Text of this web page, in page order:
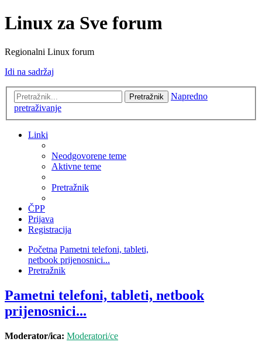
Linux za Sve forum
Regionalni Linux forum
Idi na sadržaj
Pretražnik
Napredno
pretraživanje
Linki
Neodgovorene teme
Aktivne teme
Pretražnik
ČPP
Prijava
Registracija
Početna Pametni telefoni, tableti,
netbook prijenosnici...
Pretražnik
Pametni telefoni, tableti, netbook
prijenosnici...
Moderator/ica: Moderatori/ce